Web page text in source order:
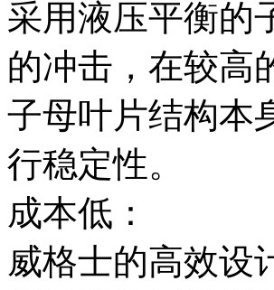
采用液压平衡的
的冲击，在较高
子母叶片结构本
行稳定性。
成本低：
威格士的高效设